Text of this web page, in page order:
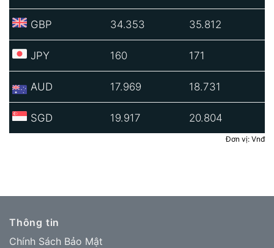
GBP 34.353 35.812
JPY 160 171
AUD 17.969 18.731
SGD 19.917 20.804
Đơn vị: Vnđ
Thông tin
Chính Sách Bảo Mật